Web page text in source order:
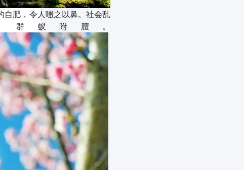
自肥，令人嗤之以鼻。社会乱
蚁附膻。